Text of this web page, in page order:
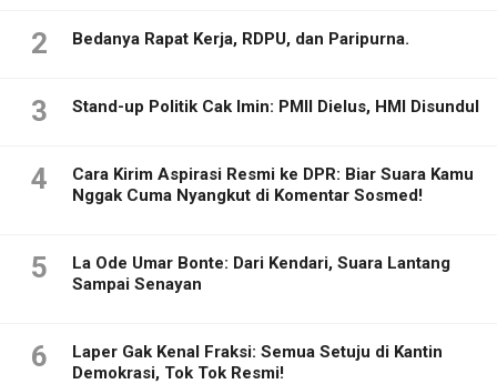
2 Bedanya Rapat Kerja, RDPU, dan Paripurna.
3 Stand-up Politik Cak Imin: PMII Dielus, HMI Disundul
4
Cara Kirim Aspirasi Resmi ke DPR: Biar Suara Kamu
Nggak Cuma Nyangkut di Komentar Sosmed!
5
La Ode Umar Bonte: Dari Kendari, Suara Lantang
Sampai Senayan
6
Laper Gak Kenal Fraksi: Semua Setuju di Kantin
Demokrasi, Tok Tok Resmi!